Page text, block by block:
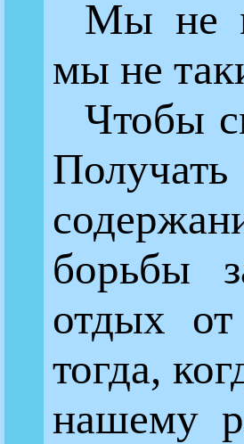
Мы не
мы не
Чтобы
борьбы
отдых
тогда,
нашему